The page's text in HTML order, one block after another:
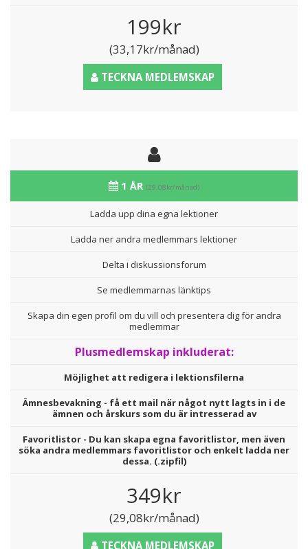
199kr
(33,17kr/månad)
TECKNA MEDLEMSKAP
1 ÅR (29,08kr/månad)
Ladda upp dina egna lektioner
Ladda ner andra medlemmars lektioner
Delta i diskussionsforum
Se medlemmarnas länktips
Skapa din egen profil om du vill och presentera dig för andra
medlemmar
Plusmedlemskap inkluderat:
Möjlighet att redigera i lektionsfilerna
Ämnesbevakning - få ett mail när något nytt lagts in i de
ämnen och årskurs som du är intresserad av
Favoritlistor - Du kan skapa egna favoritlistor, men även
söka andra medlemmars favoritlistor och enkelt ladda ner
dessa. (.zipfil)
349kr
(29,08kr/månad)
TECKNA MEDLEMSKAP